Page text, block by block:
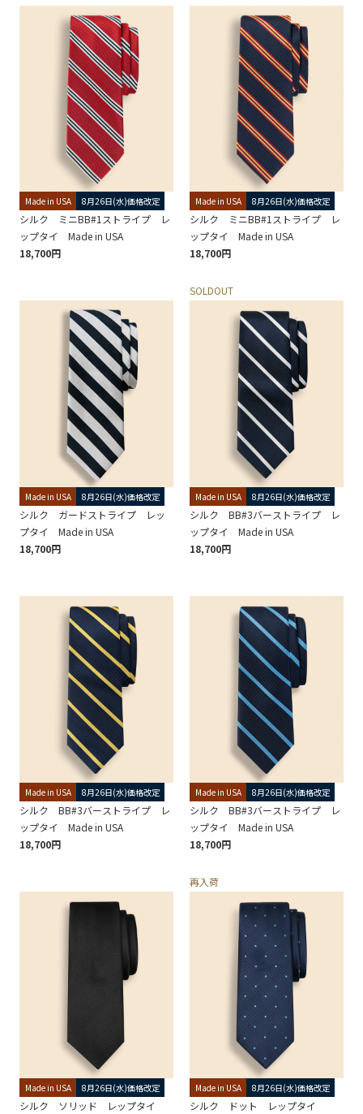
Made in USA 8月26日(水)価格改定
シルク ミニBB#1ストライプ レ
ップタイ Made in USA
18,700円
Made in USA 8月26日(水)価格改定
シルク ミニBB#1ストライプ レ
ップタイ Made in USA
18,700円
Made in USA 8月26日(水)価格改定
シルク ガードストライプ レッ
プタイ Made in USA
18,700円
SOLDOUT
Made in USA 8月26日(水)価格改定
シルク BB#3バーストライプ レ
ップタイ Made in USA
18,700円
Made in USA 8月26日(水)価格改定
シルク BB#3バーストライプ レ
ップタイ Made in USA
18,700円
Made in USA 8月26日(水)価格改定
シルク BB#3バーストライプ レ
ップタイ Made in USA
18,700円
Made in USA 8月26日(水)価格改定
シルク ソリッド レップタイ
再入荷
Made in USA 8月26日(水)価格改定
シルク ドット レップタイ